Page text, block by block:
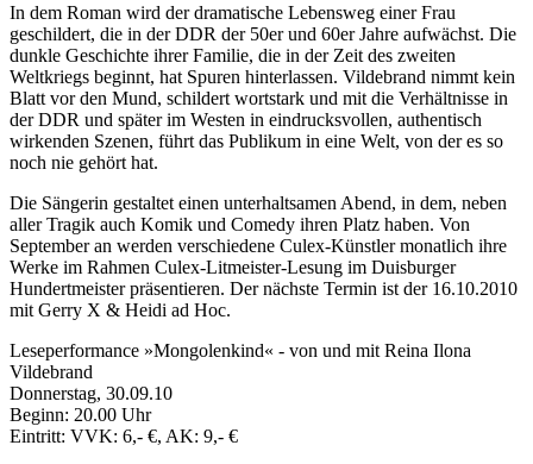
In dem Roman wird der dramatische Lebensweg einer Frau
geschildert, die in der DDR der 50er und 60er Jahre aufwächst. Die
dunkle Geschichte ihrer Familie, die in der Zeit des zweiten
Weltkriegs beginnt, hat Spuren hinterlassen. Vildebrand nimmt kein
Blatt vor den Mund, schildert wortstark und mit die Verhältnisse in
der DDR und später im Westen in eindrucksvollen, authentisch
wirkenden Szenen, führt das Publikum in eine Welt, von der es so
noch nie gehört hat.
Die Sängerin gestaltet einen unterhaltsamen Abend, in dem, neben
aller Tragik auch Komik und Comedy ihren Platz haben. Von
September an werden verschiedene Culex-Künstler monatlich ihre
Werke im Rahmen Culex-Litmeister-Lesung im Duisburger
Hundertmeister präsentieren. Der nächste Termin ist der 16.10.2010
mit Gerry X & Heidi ad Hoc.
Leseperformance »Mongolenkind« - von und mit Reina Ilona
Vildebrand
Donnerstag, 30.09.10
Beginn: 20.00 Uhr
Eintritt: VVK: 6,- €, AK: 9,- €